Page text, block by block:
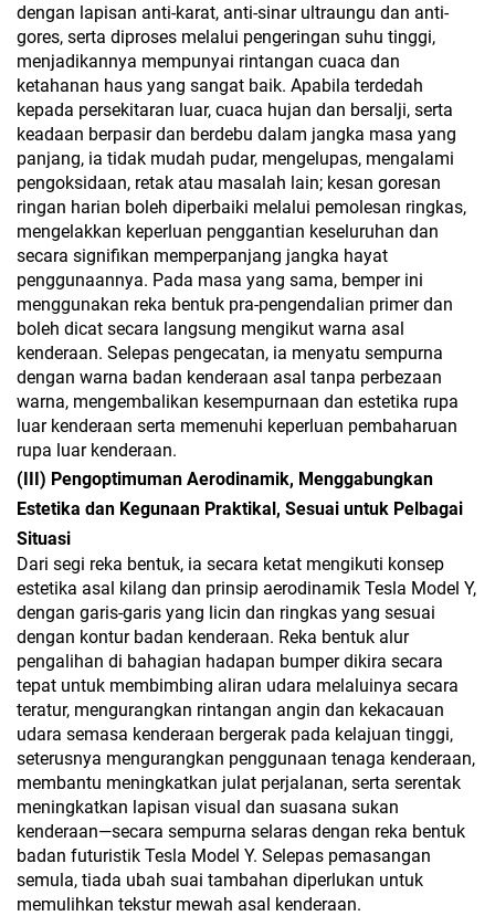
dengan lapisan anti-karat, anti-sinar ultraungu dan anti-
gores, serta diproses melalui pengeringan suhu tinggi,
menjadikannya mempunyai rintangan cuaca dan
ketahanan haus yang sangat baik. Apabila terdedah
kepada persekitaran luar, cuaca hujan dan bersalji, serta
keadaan berpasir dan berdebu dalam jangka masa yang
panjang, ia tidak mudah pudar, mengelupas, mengalami
pengoksidaan, retak atau masalah lain; kesan goresan
ringan harian boleh diperbaiki melalui pemolesan ringkas,
mengelakkan keperluan penggantian keseluruhan dan
secara signifikan memperpanjang jangka hayat
penggunaannya. Pada masa yang sama, bemper ini
menggunakan reka bentuk pra-pengendalian primer dan
boleh dicat secara langsung mengikut warna asal
kenderaan. Selepas pengecatan, ia menyatu sempurna
dengan warna badan kenderaan asal tanpa perbezaan
warna, mengembalikan kesempurnaan dan estetika rupa
luar kenderaan serta memenuhi keperluan pembaharuan
rupa luar kenderaan.
(III) Pengoptimuman Aerodinamik, Menggabungkan
Estetika dan Kegunaan Praktikal, Sesuai untuk Pelbagai
Situasi
Dari segi reka bentuk, ia secara ketat mengikuti konsep
estetika asal kilang dan prinsip aerodinamik Tesla Model Y,
dengan garis-garis yang licin dan ringkas yang sesuai
dengan kontur badan kenderaan. Reka bentuk alur
pengalihan di bahagian hadapan bumper dikira secara
tepat untuk membimbing aliran udara melaluinya secara
teratur, mengurangkan rintangan angin dan kekacauan
udara semasa kenderaan bergerak pada kelajuan tinggi,
seterusnya mengurangkan penggunaan tenaga kenderaan,
membantu meningkatkan julat perjalanan, serta serentak
meningkatkan lapisan visual dan suasana sukan
kenderaan—secara sempurna selaras dengan reka bentuk
badan futuristik Tesla Model Y. Selepas pemasangan
semula, tiada ubah suai tambahan diperlukan untuk
memulihkan tekstur mewah asal kenderaan.